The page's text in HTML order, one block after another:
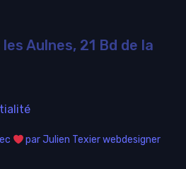
Aulnes, 21 Bd de la
par Julien Texier webdesigner